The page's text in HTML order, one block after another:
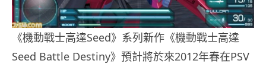
《機動戰士高達Seed》系列新作《機動戰士高達
Seed Battle Destiny》預計將於來2012年春在PSV